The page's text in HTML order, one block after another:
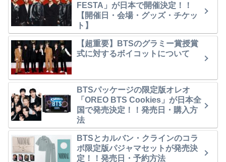
FESTA」が日本で開催決定！！
【開催日・会場・グッズ・チケッ
ト】
【超重要】BTSのグラミー賞授賞
式に対するボイコットについて
BTSパッケージの限定版オレオ
「OREO BTS Cookies」が日本全
国で発売決定！！発売日・購入方
法
BTSとカルバン・クラインのコラ
ボ限定版パジャマセットが発売決
定！！発売日・予約方法